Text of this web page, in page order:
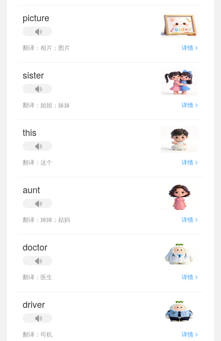
picture
翻译：相片；图片 详情 >
sister
翻译：姐姐；妹妹 详情 >
this
翻译：这个 详情 >
aunt
翻译：婶婶；姑妈 详情 >
doctor
翻译：医生 详情 >
driver
翻译：司机 详情 >